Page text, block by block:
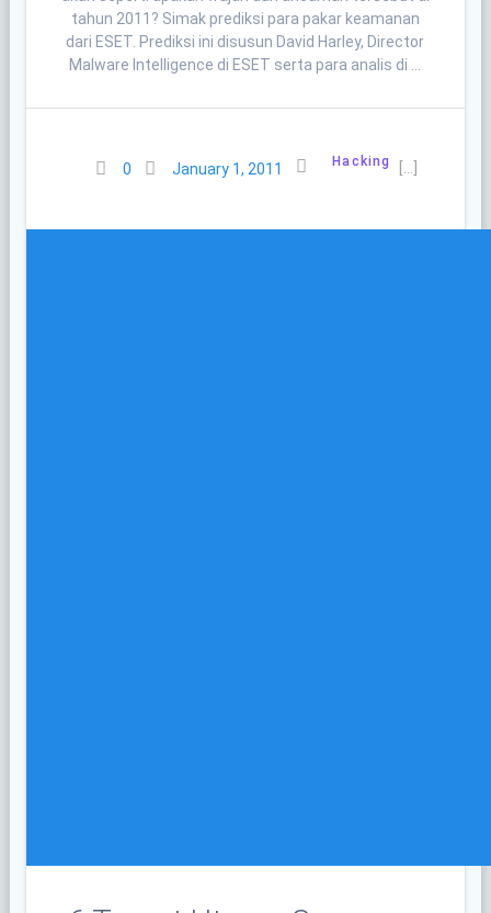
tahun 2011? Simak prediksi para pakar keamanan
dari ESET. Prediksi ini disusun David Harley, Director
Malware Intelligence di ESET serta para analis di …
0 January 1, 2011 Hacking […]